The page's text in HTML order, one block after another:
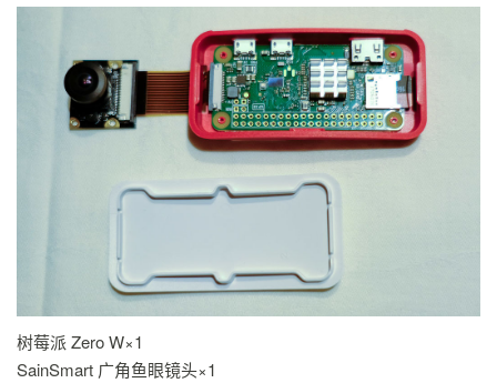
树莓派 Zero W×1
SainSmart 广角鱼眼镜头×1